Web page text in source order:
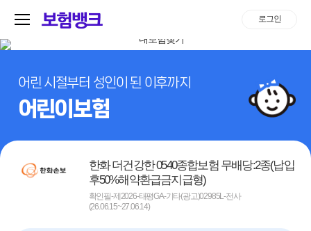
로그인
어린 시절부터 성인이 된 이후까지
어린이보험
한화 더건강한 0540종합보험 무배당:2종(납입
후50%해약환급금지급형)
확인필-제2026-태평GA-기타(광고)02985L-전사
(26.06.15~27.06.14)